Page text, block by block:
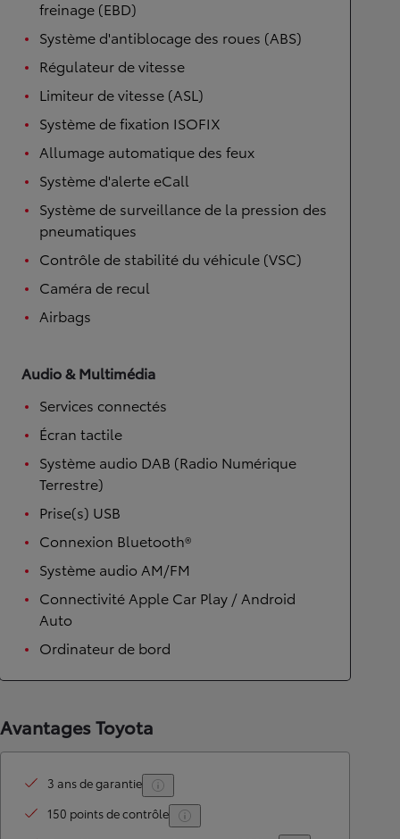
freinage (EBD)
Système d'antiblocage des roues (ABS)
Régulateur de vitesse
Limiteur de vitesse (ASL)
Système de fixation ISOFIX
Allumage automatique des feux
Système d'alerte eCall
Système de surveillance de la pression des
pneumatiques
Contrôle de stabilité du véhicule (VSC)
Caméra de recul
Airbags
Audio & Multimédia
Services connectés
Écran tactile
Système audio DAB (Radio Numérique
Terrestre)
Prise(s) USB
Connexion Bluetooth®
Système audio AM/FM
Connectivité Apple Car Play / Android
Auto
Ordinateur de bord
Avantages Toyota
3 ans de garantie
150 points de contrôle